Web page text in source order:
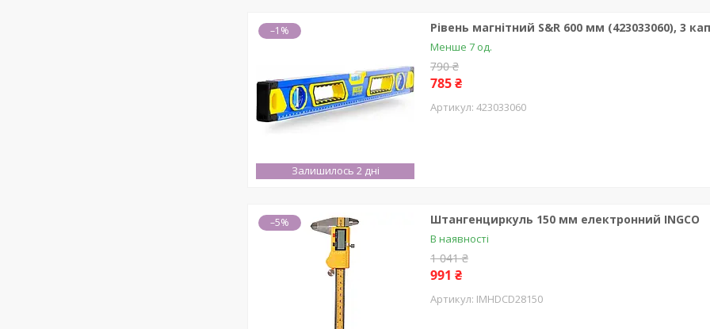
–1%
Залишилось 2 дні
Рівень магнітний S&R 600 мм (423033060), 3
Менше 7 од.
790 ₴
785 ₴
423033060
–5% Штангенциркуль 150 мм електронний INGCO
В наявності
1 041 ₴
991 ₴
IMHDCD28150